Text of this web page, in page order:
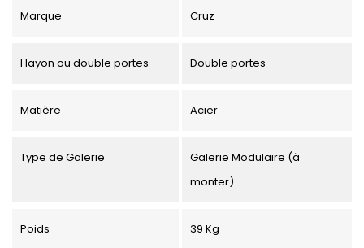
Marque Cruz
Hayon ou double portes Double portes
Matière Acier
Type de Galerie
Galerie Modulaire (à
monter)
Poids 39 Kg